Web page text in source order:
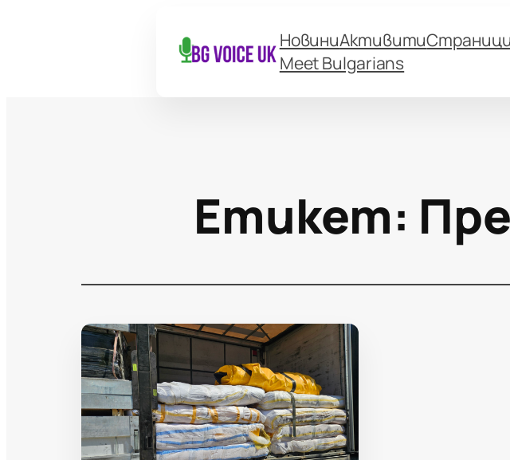
НовиниАктивитиСтраници
Meet Bulgarians
Етикет: